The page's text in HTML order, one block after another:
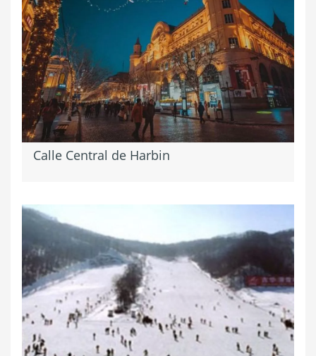
Calle Central de Harbin